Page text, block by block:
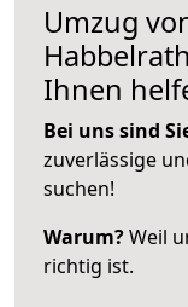
Umzug
Ihnen
Bei uns sind
zuverlässige
suchen!
Warum?Weil
richtig ist.